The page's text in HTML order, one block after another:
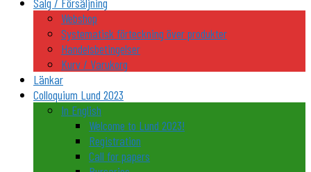
Webshop
Systematisk förteckning över produkter
Handelsbetingelser
Kurv / Varukorg
Länkar
Colloquium Lund 2023
In English
Welcome to Lund 2023!
Registration
Call for papers